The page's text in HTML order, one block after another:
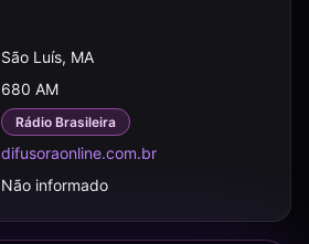
São Luís, MA
680 AM
Rádio Brasileira
difusoraonline.com.br
Não informado